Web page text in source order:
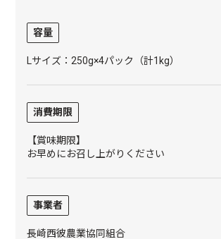
容量
Lサイズ：250g×4パック（計1kg）
消費期限
【賞味期限】
お早めにお召し上がりください
事業者
長崎西彼農業協同組合